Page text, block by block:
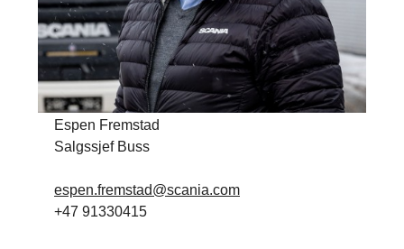
Espen Fremstad
Salgssjef Buss
espen.fremstad@scania.com
+47 91330415